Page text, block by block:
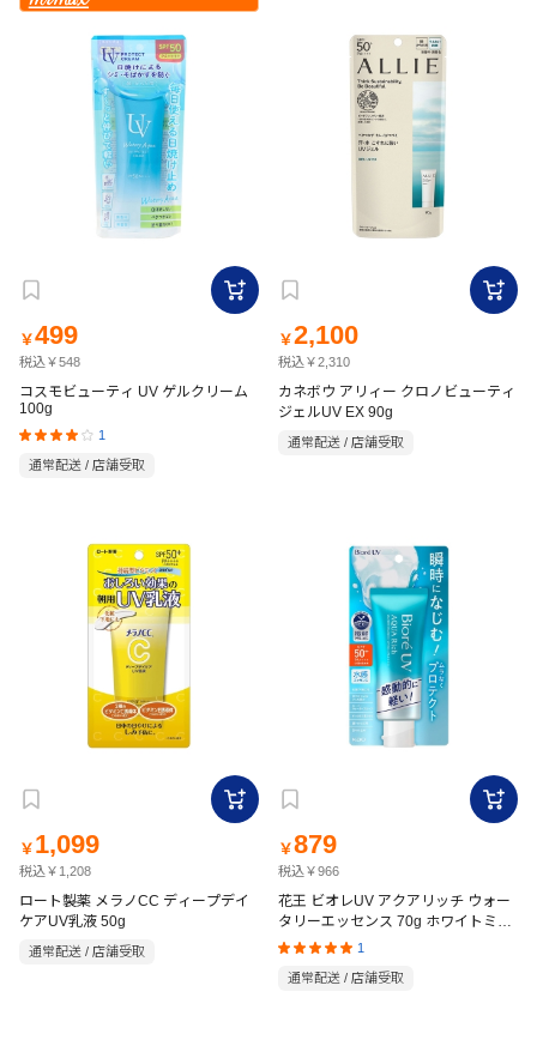
￥499
税込￥548
コスモビューティ UV ゲルクリーム
100g
1
通常配送 / 店舗受取
￥2,100
税込￥2,310
カネボウ アリィー クロノビューティ
ジェルUV EX 90g
通常配送 / 店舗受取
￥ 1,099
税込￥1,208
ロート製薬 メラノCC ディープデイ
ケアUV乳液 50g
通常配送 / 店舗受取
￥879
税込￥966
花王 ビオレUV アクアリッチ ウォー
タリーエッセンス 70g ホワイトミュ
ゲの優しい香り
1
通常配送 / 店舗受取